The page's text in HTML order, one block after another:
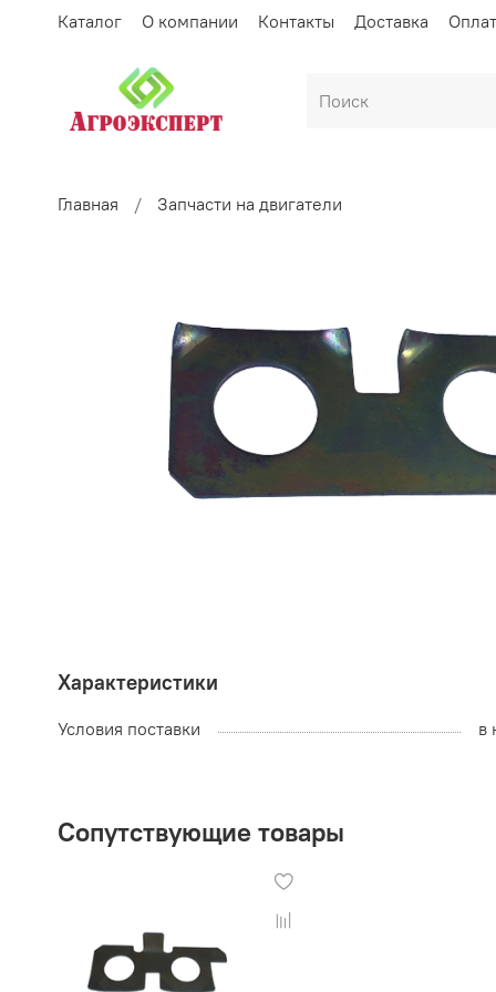
Каталог О компании Контакты Доставка
Главная Запчасти на двигатели
Характеристики
Условия поставки в
Сопутствующие товары